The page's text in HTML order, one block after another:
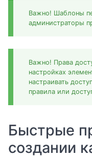
Важно! Шаблоны
администраторы
Важно! Права
настройках
настраивать
правила или
Быстрые
создании